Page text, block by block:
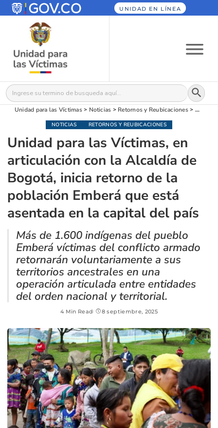
UNIDAD EN LÍNEA
Buscar: Botón
Unidad para las Víctimas> Noticias > Retornos y Reubicaciones>
NOTICIAS RETORNOS Y REUBICACIONES
Unidad para las Víctimas, en
articulación con la Alcaldía de
Bogotá, inicia retorno de la
población Emberá que está
asentada en la capital del país
Más de 1.600 indígenas del pueblo
Emberá víctimas del conflicto armado
retornarán voluntariamente a sus
territorios ancestrales en una
operación articulada entre entidades
del orden nacional y territorial.
4 Min Read 8 septiembre, 2025